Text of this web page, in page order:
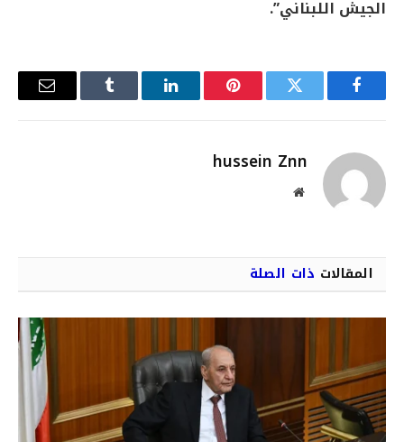
الجيش اللبناني”.
فيسبوك تويتر بينتيريستلينكدإن Tumblr
البريد
hussein Znn
موقع
المقالات ذات الصلة